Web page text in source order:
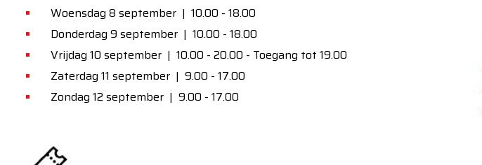
Woensdag 8 september | 10.00 - 18.00
Donderdag 9 september | 10.00 - 18.00
Vrijdag 10 september | 10.00 - 20.00 - Toegang tot 19.00
Zaterdag 11 september | 9.00 - 17.00
Zondag 12 september | 9.00 - 17.00